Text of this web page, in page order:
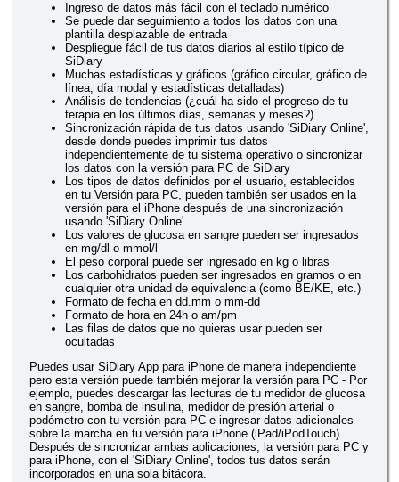
Ingreso de datos más fácil con el teclado numérico
Se puede dar seguimiento a todos los datos con una
plantilla desplazable de entrada
Despliegue fácil de tus datos diarios al estilo típico de
SiDiary
Muchas estadísticas y gráficos (gráfico circular, gráfico de
línea, día modal y estadísticas detalladas)
Análisis de tendencias (¿cuál ha sido el progreso de tu
terapia en los últimos días, semanas y meses?)
Sincronización rápida de tus datos usando 'SiDiary Online',
desde donde puedes imprimir tus datos
independientemente de tu sistema operativo o sincronizar
los datos con la versión para PC de SiDiary
Los tipos de datos definidos por el usuario, establecidos
en tu Versión para PC, pueden también ser usados en la
versión para el iPhone después de una sincronización
usando 'SiDiary Online'
Los valores de glucosa en sangre pueden ser ingresados
en mg/dl o mmol/l
El peso corporal puede ser ingresado en kg o libras
Los carbohidratos pueden ser ingresados en gramos o en
cualquier otra unidad de equivalencia (como BE/KE, etc.)
Formato de fecha en dd.mm o mm-dd
Formato de hora en 24h o am/pm
Las filas de datos que no quieras usar pueden ser
ocultadas
Puedes usar SiDiary App para iPhone de manera independiente
pero esta versión puede también mejorar la versión para PC - Por
ejemplo, puedes descargar las lecturas de tu medidor de glucosa
en sangre, bomba de insulina, medidor de presión arterial o
podómetro con tu versión para PC e ingresar datos adicionales
sobre la marcha en tu versión para iPhone (iPad/iPodTouch).
Después de sincronizar ambas aplicaciones, la versión para PC y
para iPhone, con el 'SiDiary Online', todos tus datos serán
incorporados en una sola bitácora.